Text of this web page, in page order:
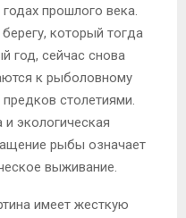
прошлого века.
который тогда
год, сейчас снова
к рыболовному
столетиями.
экологическая
рыбы означает
выживание.
имеет жесткую